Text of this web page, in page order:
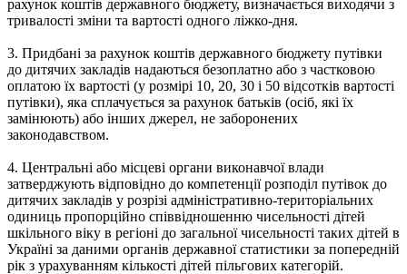
рахунок коштів державного бюджету, визначається виходячи з
тривалості зміни та вартості одного ліжко-дня.
3. Придбані за рахунок коштів державного бюджету путівки
до дитячих закладів надаються безоплатно або з частковою
оплатою їх вартості (у розмірі 10, 20, 30 і 50 відсотків вартості
путівки), яка сплачується за рахунок батьків (осіб, які їх
замінюють) або інших джерел, не заборонених
законодавством.
4. Центральні або місцеві органи виконавчої влади
затверджують відповідно до компетенції розподіл путівок до
дитячих закладів у розрізі адміністративно-територіальних
одиниць пропорційно співвідношенню чисельності дітей
шкільного віку в регіоні до загальної чисельності таких дітей в
Україні за даними органів державної статистики за попередній
рік з урахуванням кількості дітей пільгових категорій.